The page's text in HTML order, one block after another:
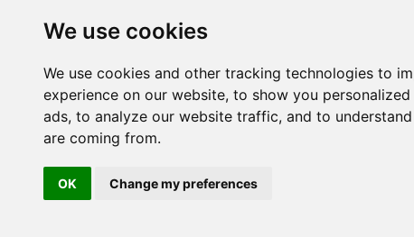
We use cookies
We use cookies and other tracking technologies to
experience on our website, to show you
ads, to analyze our website traffic, and to
are coming from.
OK Change my preferences
Facebook
© 2026 Scriptcase CORP